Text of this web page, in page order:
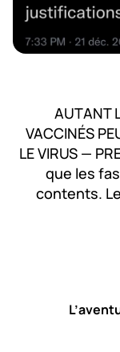
AUTANT
VACCINÉS
LE VIRUS —
que les
contents.